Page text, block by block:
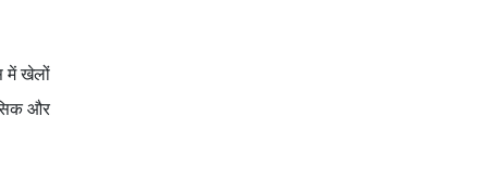
में खेलों
और